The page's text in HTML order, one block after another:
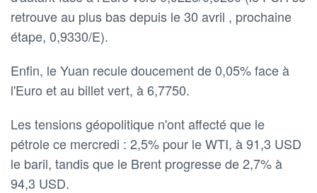
retrouve au plus bas depuis le 30 avril , prochaine
étape, 0,9330/E).
Enfin, le Yuan recule doucement de 0,05% face à
l'Euro et au billet vert, à 6,7750.
Les tensions géopolitique n'ont affecté que le
pétrole ce mercredi : 2,5% pour le WTI, à 91,3 USD
le baril, tandis que le Brent progresse de 2,7% à
94,3 USD.